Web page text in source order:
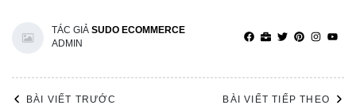
TÁC GIẢ SUDO ECOMMERCE
ADMIN
BÀI VIẾT TRƯỚC BÀI VIẾT TIẾP THEO